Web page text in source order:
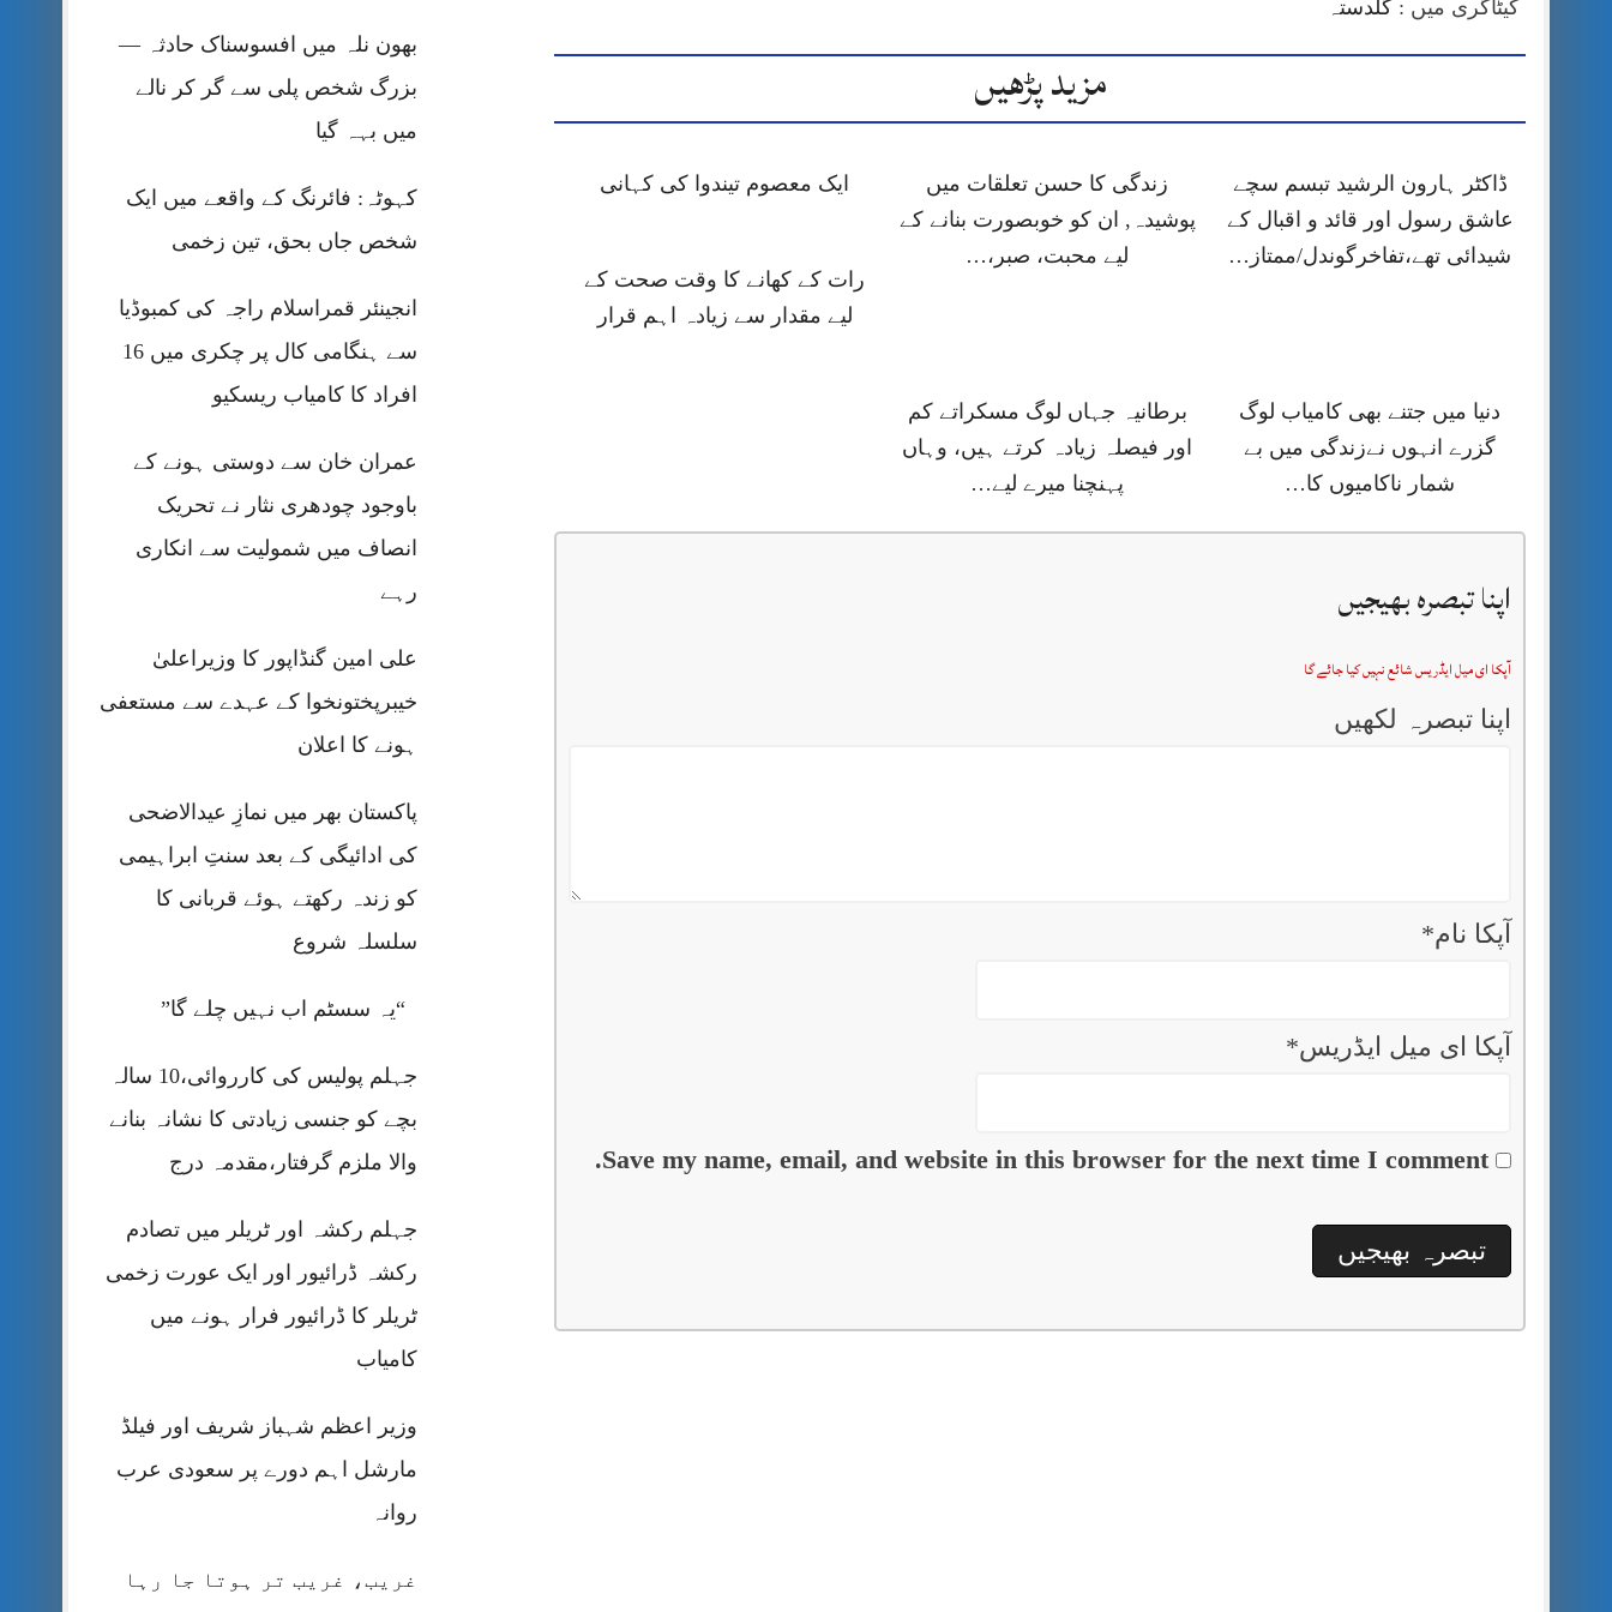
بھون نلہ میں افسوسناک حادثہ —
بزرگ شخص پلی سے گر کر نالے
میں بہہ گیا
کہوٹہ: فائرنگ کے واقعے میں ایک
شخص جاں بحق، تین زخمی
انجینئر قمراسلام راجہ کی کمبوڈیا
سے ہنگامی کال پر چکری میں 16
افراد کا کامیاب ریسکیو
عمران خان سے دوستی ہونے کے
باوجود چودھری نثار نے تحریک
انصاف میں شمولیت سے انکاری
رہے
علی امین گنڈاپور کا وزیراعلیٰ
خیبرپختونخوا کے عہدے سے مستعفی
ہونے کا اعلان
پاکستان بھر میں نمازِ عیدالاضحی
کی ادائیگی کے بعد سنتِ ابراہیمی
کو زندہ رکھتے ہوئے قربانی کا
سلسلہ شروع
“یہ سسٹم اب نہیں چلے گا”
جہلم پولیس کی کارروائی،10 سالہ
بچے کو جنسی زیادتی کا نشانہ بنانے
والا ملزم گرفتار،مقدمہ درج
جہلم رکشہ اور ٹریلر میں تصادم
رکشہ ڈرائیور اور ایک عورت زخمی
ٹریلر کا ڈرائیور فرار ہونے میں
کامیاب
وزیر اعظم شہباز شریف اور فیلڈ
مارشل اہم دورے پر سعودی عرب
روانہ
غریب، غریب تر ہوتا جا رہا
کیٹاگری میں : گلدستہ
مزید پڑھیں
ڈاکٹر ہارون الرشید تبسم سچے
عاشق رسول اور قائد و اقبال کے
شیدائی تھے،تفاخرگوندل/ممتاز…
زندگی کا حسن تعلقات میں
پوشیدہ, ان کو خوبصورت بنانے کے
لیے محبت، صبر،…
ایک معصوم تیندوا کی کہانی
رات کے کھانے کا وقت صحت کے
لیے مقدار سے زیادہ اہم قرار
دنیا میں جتنے بھی کامیاب لوگ
گزرے انہوں نےزندگی میں بے
شمار ناکامیوں کا…
برطانیہ جہاں لوگ مسکراتے کم
اور فیصلہ زیادہ کرتے ہیں، وہاں
پہنچنا میرے لیے…
اپنا تبصرہ بھیجیں
آپکا ای میل ایڈریس شائع نہیں کیا جائے گا
اپنا تبصرہ لکھیں
آپکا نام*
آپکا ای میل ایڈریس*
Save my name, email, and website in this browser for the next time I comment.